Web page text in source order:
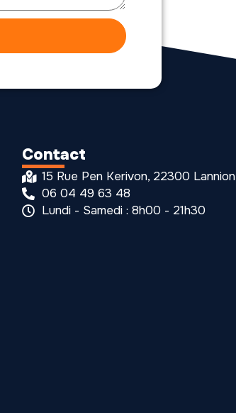
Contact
15 Rue Pen Kerivon, 22300 Lannion
06 04 49 63 48
Lundi - Samedi : 8h00 - 21h30